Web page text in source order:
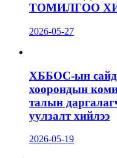
ТОМИЛГОО
2026-05-27
ХББОС-ын
хоорондын
талын
уулзалт хийлээ
2026-05-19